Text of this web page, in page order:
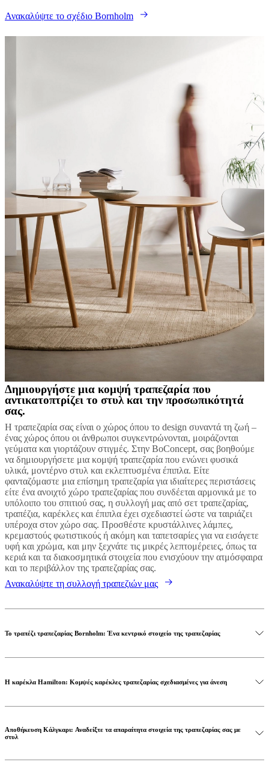
Ανακαλύψτε το σχέδιο Bornholm
Δημιουργήστε μια κομψή τραπεζαρία που
αντικατοπτρίζει το στυλ και την προσωπικότητά
σας.
Η τραπεζαρία σας είναι ο χώρος όπου το design συναντά τη ζωή –
ένας χώρος όπου οι άνθρωποι συγκεντρώνονται, μοιράζονται
γεύματα και γιορτάζουν στιγμές. Στην BoConcept, σας βοηθούμε
να δημιουργήσετε μια κομψή τραπεζαρία που ενώνει φυσικά
υλικά, μοντέρνο στυλ και εκλεπτυσμένα έπιπλα. Είτε
φανταζόμαστε μια επίσημη τραπεζαρία για ιδιαίτερες περιστάσεις
είτε ένα ανοιχτό χώρο τραπεζαρίας που συνδέεται αρμονικά με το
υπόλοιπο του σπιτιού σας, η συλλογή μας από σετ τραπεζαρίας,
τραπέζια, καρέκλες και έπιπλα έχει σχεδιαστεί ώστε να ταιριάζει
υπέροχα στον χώρο σας. Προσθέστε κρυστάλλινες λάμπες,
κρεμαστούς φωτιστικούς ή ακόμη και ταπετσαρίες για να εισάγετε
υφή και χρώμα, και μην ξεχνάτε τις μικρές λεπτομέρειες, όπως τα
κεριά και τα διακοσμητικά στοιχεία που ενισχύουν την ατμόσφαιρα
και το περιβάλλον της τραπεζαρίας σας.
Ανακαλύψτε τη συλλογή τραπεζιών μας
Το τραπέζι τραπεζαρίας Bornholm: Ένα κεντρικό στοιχείο της τραπεζαρίας
Η καρέκλα Hamilton: Κομψές καρέκλες τραπεζαρίας σχεδιασμένες για άνεση
Αποθήκευση Κάλγκαρι: Αναδείξτε τα απαραίτητα στοιχεία της τραπεζαρίας σας με
στυλ